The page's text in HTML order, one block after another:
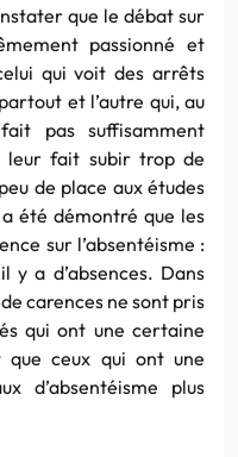
que le débat sur
passionné et
qui voit des arrêts
et l’autre qui, au
pas suffisamment
leur fait subir trop de
de place aux études
été démontré que les
sur l’absentéisme :
y a d’absences. Dans
carences ne sont pris
qui ont une certaine
que ceux qui ont une
d’absentéisme plus